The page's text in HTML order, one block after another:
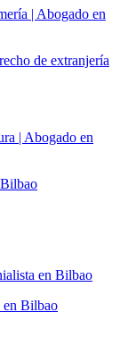
| Abogado en
de extranjería
| Abogado en
en Bilbao
en Bilbao